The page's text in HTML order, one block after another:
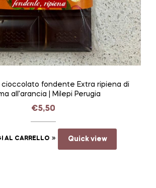
cioccolato fondente Extra ripiena di
all’arancia | Milepi Perugia
€5,50
AL CARRELLO Quick view